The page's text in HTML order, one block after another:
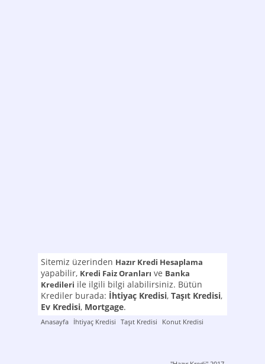
Sitemiz üzerinden Hazır Kredi Hesaplama
yapabilir, Kredi Faiz Oranları ve Banka
Kredileri ile ilgili bilgi alabilirsiniz. Bütün
Krediler burada: İhtiyaç Kredisi, Taşıt Kredisi,
Ev Kredisi, Mortgage.
Anasayfa İhtiyaç Kredisi Taşıt Kredisi Konut Kredisi